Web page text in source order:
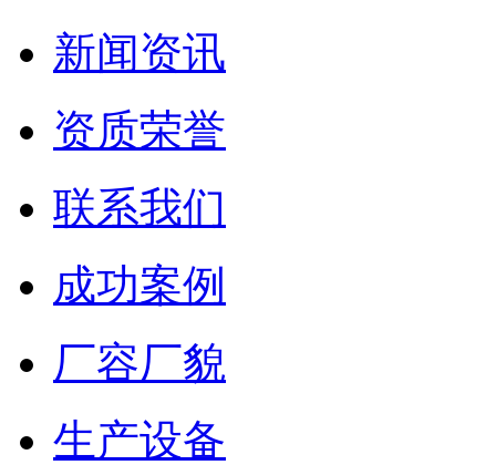
新闻资讯
资质荣誉
联系我们
成功案例
厂容厂貌
生产设备